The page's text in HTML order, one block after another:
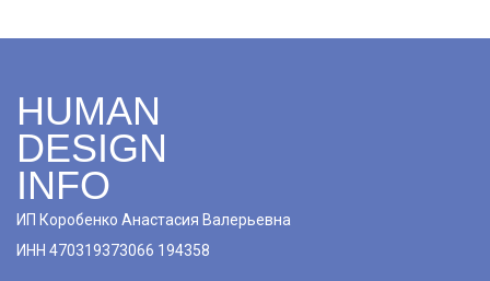
HUMAN
DESIGN
INFO
ИП Коробенко Анастасия Валерьевна
ИНН 470319373066 194358